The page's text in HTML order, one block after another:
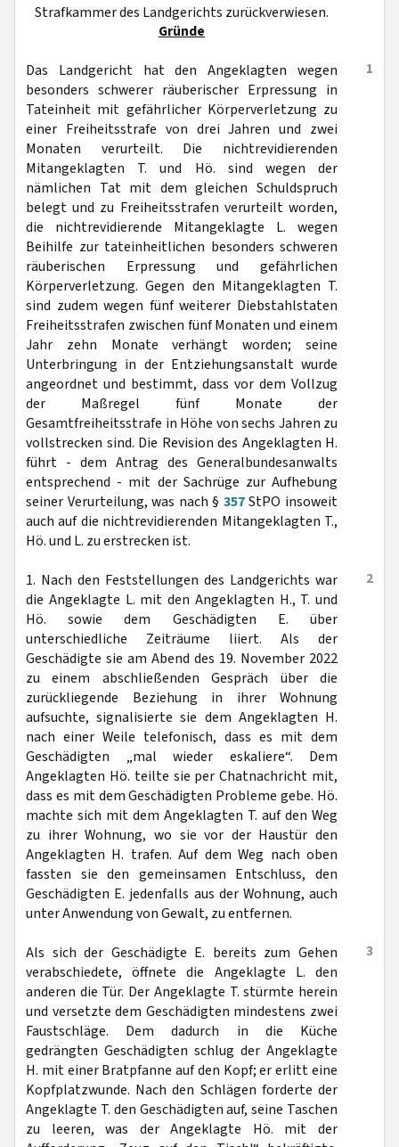
Strafkammer des Landgerichts zurückverwiesen.
Gründe
1
Das Landgericht hat den Angeklagten wegen
besonders schwerer räuberischer Erpressung in
Tateinheit mit gefährlicher Körperverletzung zu
einer Freiheitsstrafe von drei Jahren und zwei
Monaten verurteilt. Die nichtrevidierenden
Mitangeklagten T. und Hö. sind wegen der
nämlichen Tat mit dem gleichen Schuldspruch
belegt und zu Freiheitsstrafen verurteilt worden,
die nichtrevidierende Mitangeklagte L. wegen
Beihilfe zur tateinheitlichen besonders schweren
räuberischen Erpressung und gefährlichen
Körperverletzung. Gegen den Mitangeklagten T.
sind zudem wegen fünf weiterer Diebstahlstaten
Freiheitsstrafen zwischen fünf Monaten und einem
Jahr zehn Monate verhängt worden; seine
Unterbringung in der Entziehungsanstalt wurde
angeordnet und bestimmt, dass vor dem Vollzug
der Maßregel fünf Monate der
Gesamtfreiheitsstrafe in Höhe von sechs Jahren zu
vollstrecken sind. Die Revision des Angeklagten H.
führt - dem Antrag des Generalbundesanwalts
entsprechend - mit der Sachrüge zur Aufhebung
seiner Verurteilung, was nach § 357StPO insoweit
auch auf die nichtrevidierenden Mitangeklagten T.,
Hö. und L. zu erstrecken ist.
2
1. Nach den Feststellungen des Landgerichts war
die Angeklagte L. mit den Angeklagten H., T. und
Hö. sowie dem Geschädigten E. über
unterschiedliche Zeiträume liiert. Als der
Geschädigte sie am Abend des 19. November 2022
zu einem abschließenden Gespräch über die
zurückliegende Beziehung in ihrer Wohnung
aufsuchte, signalisierte sie dem Angeklagten H.
nach einer Weile telefonisch, dass es mit dem
Geschädigten „mal wieder eskaliere“. Dem
Angeklagten Hö. teilte sie per Chatnachricht mit,
dass es mit dem Geschädigten Probleme gebe. Hö.
machte sich mit dem Angeklagten T. auf den Weg
zu ihrer Wohnung, wo sie vor der Haustür den
Angeklagten H. trafen. Auf dem Weg nach oben
fassten sie den gemeinsamen Entschluss, den
Geschädigten E. jedenfalls aus der Wohnung, auch
unter Anwendung von Gewalt, zu entfernen.
3
Als sich der Geschädigte E. bereits zum Gehen
verabschiedete, öffnete die Angeklagte L. den
anderen die Tür. Der Angeklagte T. stürmte herein
und versetzte dem Geschädigten mindestens zwei
Faustschläge. Dem dadurch in die Küche
gedrängten Geschädigten schlug der Angeklagte
H. mit einer Bratpfanne auf den Kopf; er erlitt eine
Kopfplatzwunde. Nach den Schlägen forderte der
Angeklagte T. den Geschädigten auf, seine Taschen
zu leeren, was der Angeklagte Hö. mit der